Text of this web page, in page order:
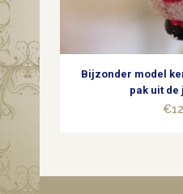
Bijzonder model
pak uit de
€